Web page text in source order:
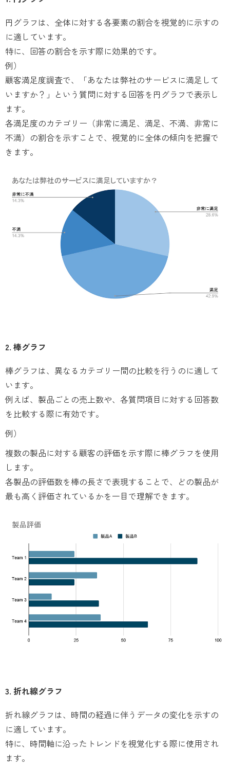
円グラフは、全体に対する各要素の割合を視覚的に示すの
に適しています。
特に、回答の割合を示す際に効果的です。
例）
顧客満足度調査で、「あなたは弊社のサービスに満足して
いますか？」という質問に対する回答を円グラフで表示し
ます。
各満足度のカテゴリー（非常に満足、満足、不満、非常に
不満）の割合を示すことで、視覚的に全体の傾向を把握で
きます。
2. 棒グラフ
棒グラフは、異なるカテゴリー間の比較を行うのに適して
います。
例えば、製品ごとの売上数や、各質問項目に対する回答数
を比較する際に有効です。
例）
複数の製品に対する顧客の評価を示す際に棒グラフを使用
します。
各製品の評価数を棒の長さで表現することで、どの製品が
最も高く評価されているかを一目で理解できます。
3. 折れ線グラフ
折れ線グラフは、時間の経過に伴うデータの変化を示すの
に適しています。
特に、時間軸に沿ったトレンドを視覚化する際に使用され
ます。